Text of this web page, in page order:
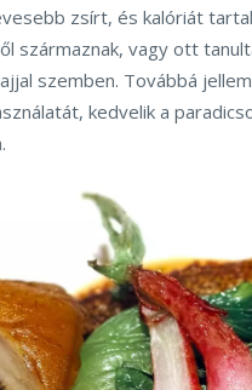
zsírt, és kalóriát
származnak, vagy ott
szemben. Továbbá
kedvelik a